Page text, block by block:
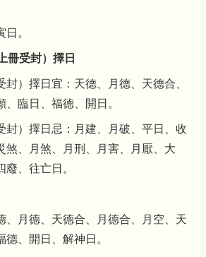
。
冊受封）擇日
封）擇日宜：天德、月德、天德合、
、臨日、福德、開日。
封）擇日忌：月建、月破、平日、收
煞、月煞、月刑、月害、月厭、大
、往亡日。
、月德、天德合、月德合、月空、天
、開日、解神日。